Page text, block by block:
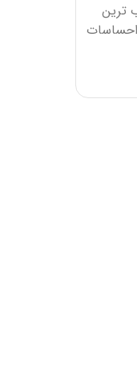
ترین
احساسات